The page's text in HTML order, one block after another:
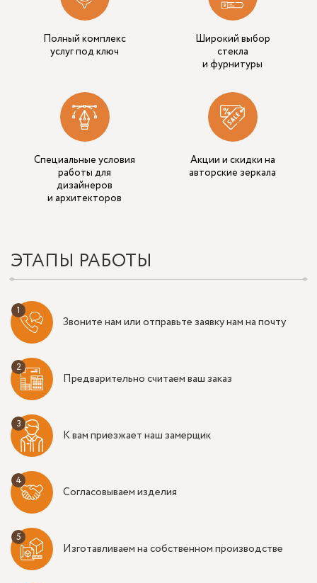
Полный комплекс
услуг под ключ
Широкий выбор
стекла
и фурнитуры
Специальные условия
работы для
дизайнеров
и архитекторов
Акции и скидки на
авторские зеркала
ЭТАПЫ РАБОТЫ
Звоните нам или отправьте заявку нам на почту
Предварительно считаем ваш заказ
К вам приезжает наш замерщик
Согласовываем изделия
Изготавливаем на собственном производстве